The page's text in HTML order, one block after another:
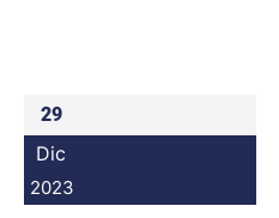
29
Dic
2023